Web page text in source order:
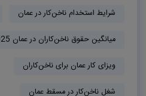
شرایط استخدام ناخن‌کار در عمان
میانگین حقوق ناخن‌کاران در عمان 2025
ویزای کار عمان برای ناخن‌کاران
شغل ناخن‌کار در مسقط عمان